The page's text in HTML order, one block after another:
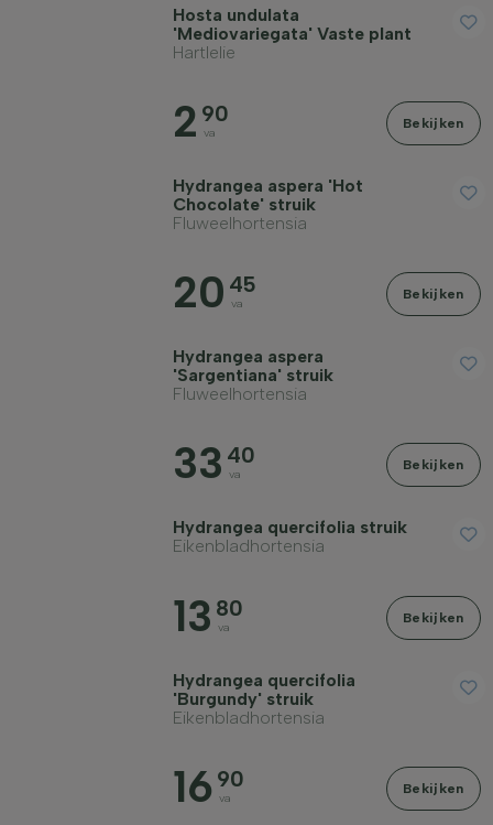
Hosta undulata
'Mediovariegata' Vaste plant
Hartlelie
2 90
va
Bekijken
Hydrangea aspera 'Hot
Chocolate' struik
Fluweelhortensia
20 45
va
Bekijken
Hydrangea aspera
'Sargentiana' struik
Fluweelhortensia
33 40
va
Bekijken
Hydrangea quercifolia struik
Eikenbladhortensia
13 80
va
Bekijken
Hydrangea quercifolia
'Burgundy' struik
Eikenbladhortensia
16 90
va
Bekijken